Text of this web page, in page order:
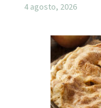
4 agosto, 2026